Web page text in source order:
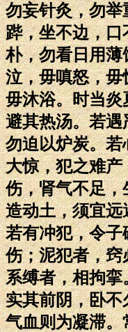
勿妄针灸，勿举
跸，坐不边，
朴，勿看日用
泣，毋嗔怒，毋
毋沐浴。时当
避其热汤。若
勿迫以炉炭。若
大惊，犯之难
伤，肾气不足
造动土，须宜远
若有冲犯，令
伤；泥犯者，
系缚者，相拘挛
实其前阴，卧
气血则为凝滞